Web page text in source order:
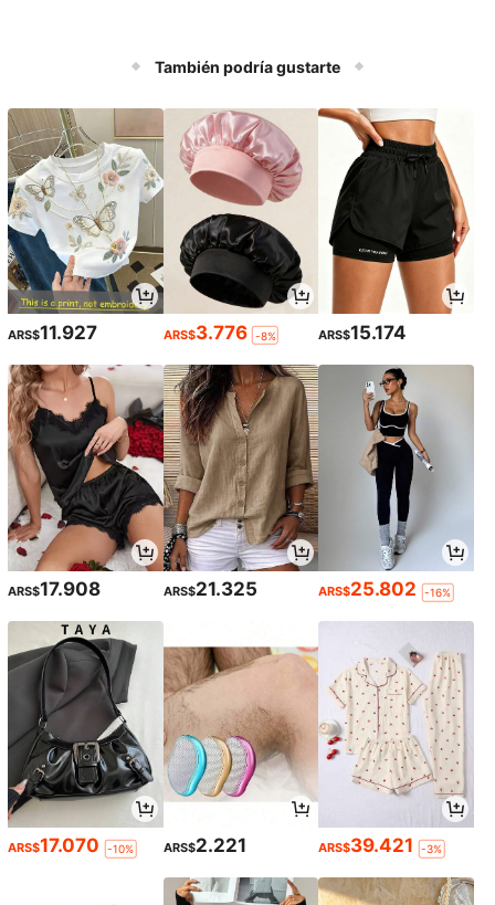
También podría gustarte
ARS$11.927 ARS$3.776 -8% ARS$15.174
ARS$17.908 ARS$21.325 ARS$25.802 -16%
ARS$17.070 -10% ARS$2.221 ARS$39.421 -3%